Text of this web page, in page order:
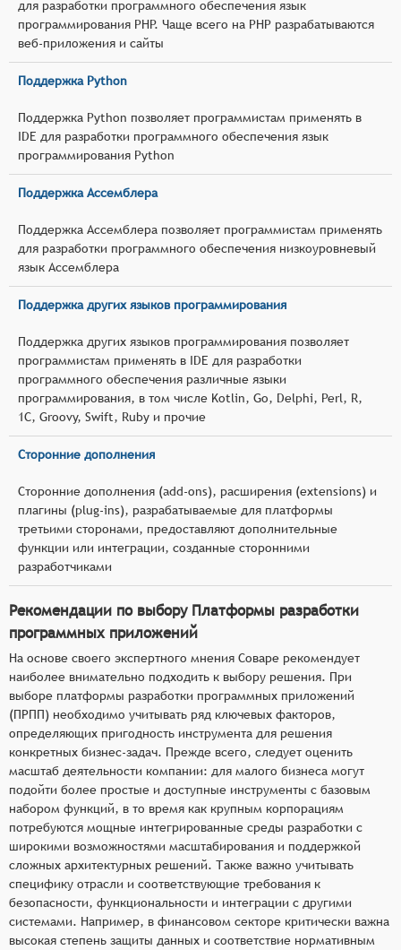
для разработки программного обеспечения язык
программирования PHP. Чаще всего на PHP разрабатываются
веб-приложения и сайты
Поддержка Python
Поддержка Python позволяет программистам применять в
IDE для разработки программного обеспечения язык
программирования Python
Поддержка Ассемблера
Поддержка Ассемблера позволяет программистам применять
для разработки программного обеспечения низкоуровневый
язык Ассемблера
Поддержка других языков программирования
Поддержка других языков программирования позволяет
программистам применять в IDE для разработки
программного обеспечения различные языки
программирования, в том числе Kotlin, Go, Delphi, Perl, R,
1С, Groovy, Swift, Ruby и прочие
Сторонние дополнения
Сторонние дополнения (add-ons), расширения (extensions) и
плагины (plug-ins), разрабатываемые для платформы
третьими сторонами, предоставляют дополнительные
функции или интеграции, созданные сторонними
разработчиками
Рекомендации по выбору Платформы разработки
программных приложений
На основе своего экспертного мнения Соваре рекомендует
наиболее внимательно подходить к выбору решения. При
выборе платформы разработки программных приложений
(ПРПП) необходимо учитывать ряд ключевых факторов,
определяющих пригодность инструмента для решения
конкретных бизнес-задач. Прежде всего, следует оценить
масштаб деятельности компании: для малого бизнеса могут
подойти более простые и доступные инструменты с базовым
набором функций, в то время как крупным корпорациям
потребуются мощные интегрированные среды разработки с
широкими возможностями масштабирования и поддержкой
сложных архитектурных решений. Также важно учитывать
специфику отрасли и соответствующие требования к
безопасности, функциональности и интеграции с другими
системами. Например, в финансовом секторе критически важна
высокая степень защиты данных и соответствие нормативным